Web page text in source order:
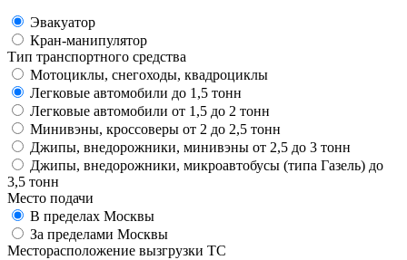
Эвакуатор
Кран-манипулятор
Тип транспортного средства
Мотоциклы, снегоходы, квадроциклы
Легковые автомобили до 1,5 тонн
Легковые автомобили от 1,5 до 2 тонн
Минивэны, кроссоверы от 2 до 2,5 тонн
Джипы, внедорожники, минивэны от 2,5 до 3 тонн
Джипы, внедорожники, микроавтобусы (типа Газель) до
3,5 тонн
Место подачи
В пределах Москвы
За пределами Москвы
Месторасположение вызгрузки ТС